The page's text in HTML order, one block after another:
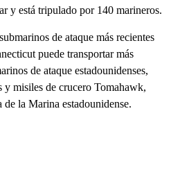
y está tripulado por 140 marineros.
de ataque más recientes
puede transportar más
de ataque estadounidenses,
y misiles de crucero Tomahawk,
la Marina estadounidense.